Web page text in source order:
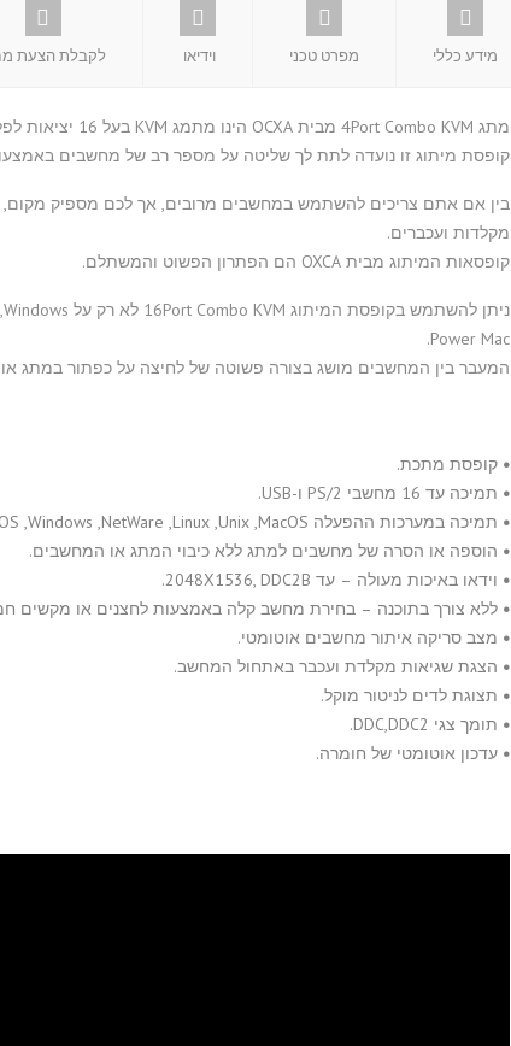
מידע כללי מפרט טכני וידיאו לקבלת הצעת
מתג 4Port Combo KVM מבית OCXA הינו מתמג KVM בעל 16 יציאות לפלטפורמת PS/2 ו-USB.
קופסת מיתוג זו נועדה לתת לך שליטה על מספר רב של מחשבים
בין אם אתם צריכים להשתמש במחשבים מרובים, אך לכם מספיק
מקלדות ועכברים.
קופסאות המיתוג מבית OXCA הם הפתרון הפשוט והמשתלם.
Power Mac.
המעבר בין המחשבים מושג בצורה פשוטה של לחיצה על כפתור במתג
• קופסת מתכת.
• תמיכה עד 16 מחשבי PS/2 ו-USB.
• תמיכה במערכות ההפעלה DOS ,Windows ,NetWare ,Linux ,Unix ,MacOS.
• הוספה או הסרה של מחשבים למתג ללא כיבוי המתג או המחשבים.
• וידאו באיכות מעולה – עד 2048X1536, DDC2B.
• ללא צורך בתוכנה – בחירת מחשב קלה באמצעות לחצנים או מקשים
• מצב סריקה איתור מחשבים אוטומטי.
• הצגת שגיאות מקלדת ועכבר באתחול המחשב.
• תצוגת לדים לניטור מוקל.
• תומך צגי DDC,DDC2.
• עדכון אוטומטי של חומרה.